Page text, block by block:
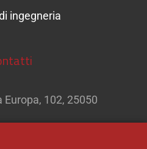
ingegneria
Europa, 102, 25050